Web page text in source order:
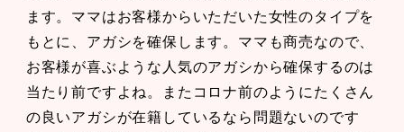
ます。ママはお客様からいただいた女性のタイプを
もとに、アガシを確保します。ママも商売なので、
お客様が喜ぶような人気のアガシから確保するのは
当たり前ですよね。またコロナ前のようにたくさん
の良いアガシが在籍しているなら問題ないのです